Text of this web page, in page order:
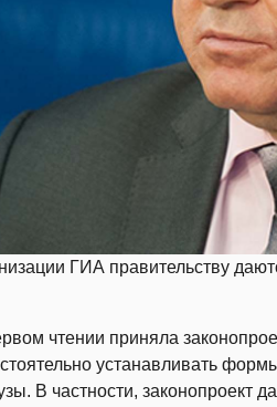
ГИА правительству
чтении приняла
устанавливать
В частности, законопроект